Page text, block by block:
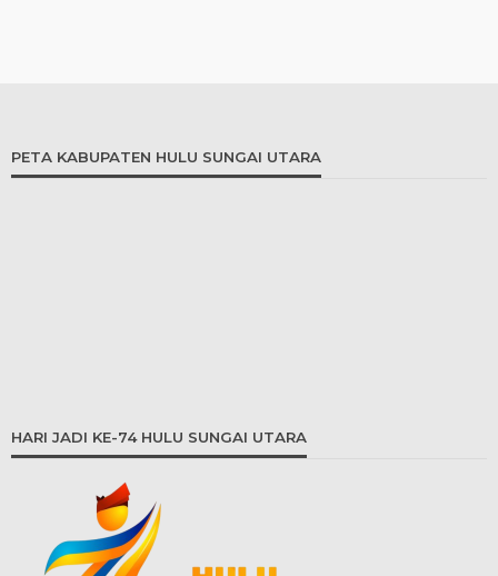
PETA KABUPATEN HULU SUNGAI UTARA
HARI JADI KE-74 HULU SUNGAI UTARA